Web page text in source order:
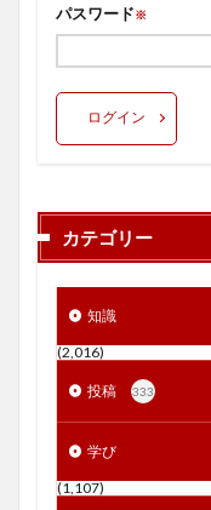
パスワード※
ログイン
カテゴリー
知識
(2,016)
投稿 333
学び
(1,107)